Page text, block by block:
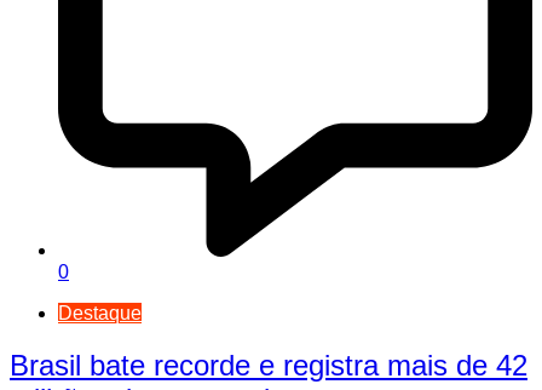
0
Destaque
Brasil bate recorde e registra mais de 42